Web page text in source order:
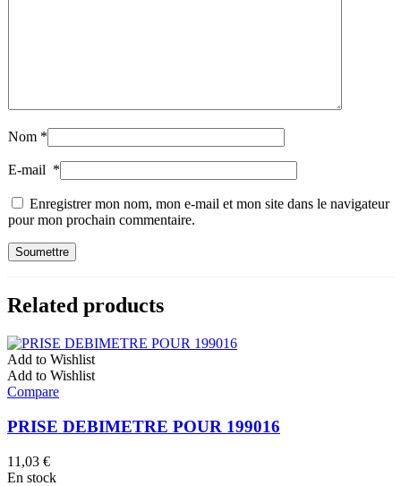
Nom *
E-mail *
Enregistrer mon nom, mon e-mail et mon site dans le navigateur
pour mon prochain commentaire.
Related products
Add to Wishlist
Add to Wishlist
Compare
PRISE DEBIMETRE POUR 199016
11,03 €
En stock